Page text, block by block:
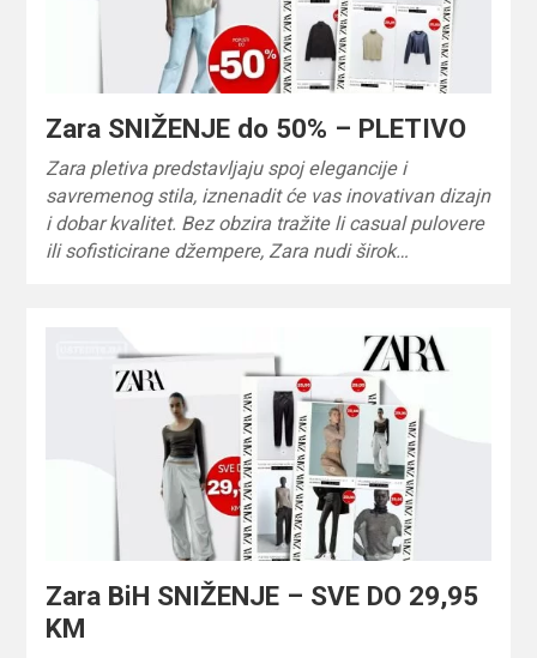
Zara SNIŽENJE do 50% – PLETIVO
Zara pletiva predstavljaju spoj elegancije i
savremenog stila, iznenadit će vas inovativan dizajn
i dobar kvalitet. Bez obzira tražite li casual pulovere
ili sofisticirane džempere, Zara nudi širok…
Zara BiH SNIŽENJE – SVE DO 29,95
KM